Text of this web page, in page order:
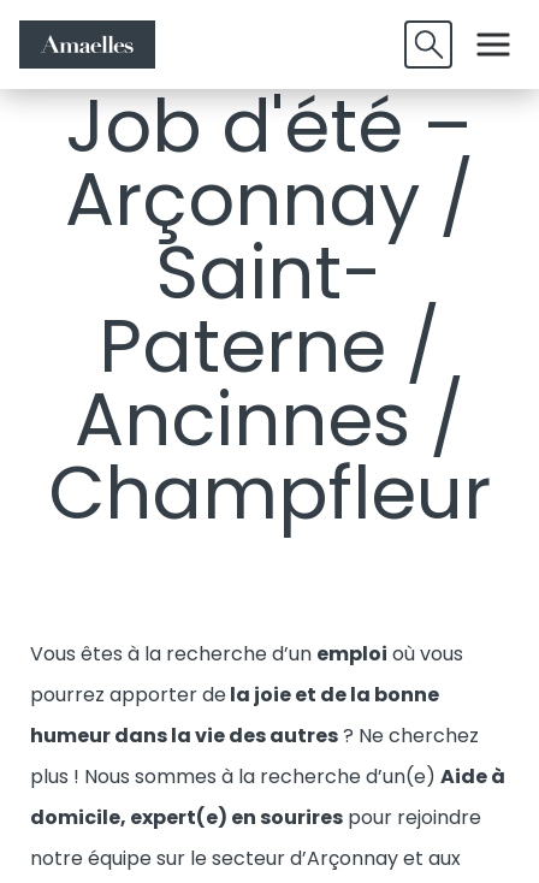
d'emplois
Candidature
spontanée
Job d'été –
Arçonnay /
Saint-
Paterne /
Ancinnes /
Champfleur
Vous êtes à la recherche d’un emploi où vous
pourrez apporter dela joie et de la bonne
humeur dans la vie des autres? Ne cherchez
plus ! Nous sommes à la recherche d’un(e) Aide à
domicile, expert(e) en sourires pour rejoindre
notre équipe sur le secteur d’Arçonnay et aux